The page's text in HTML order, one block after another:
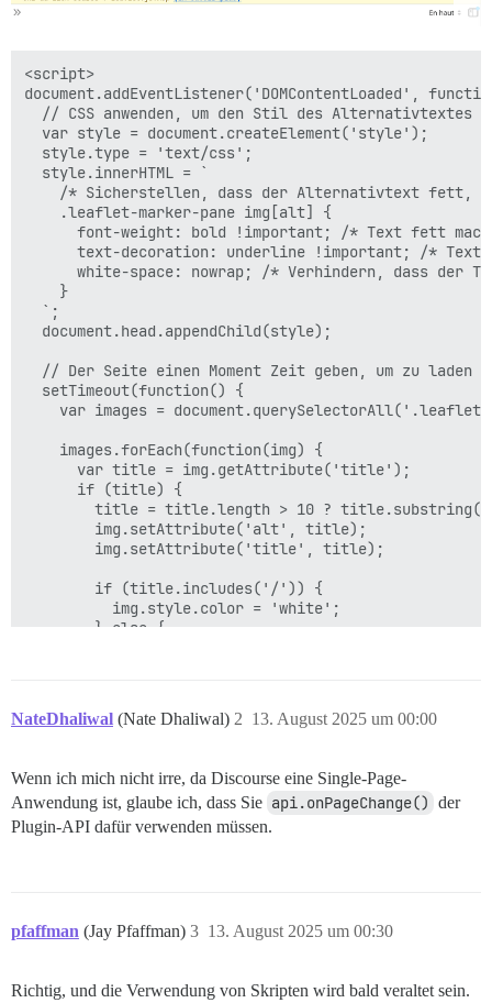
<script>
document.addEventListener('DOMContentLoaded',
// CSS anwenden, um den Stil des Alternativtextes
  var style = document.createElement('style');
  style.type = 'text/css';
  style.innerHTML = `
/* Sicherstellen, dass der Alternativtext fett,
    .leaflet-marker-pane img[alt] {
font-weight: bold !important; /* Text fett
text-decoration: underline !important; /* Text
white-space: nowrap; /* Verhindern, dass der
    }
  `;
  document.head.appendChild(style);
// Der Seite einen Moment Zeit geben, um zu laden
  setTimeout(function() {
var images =
    images.forEach(function(img) {
      var title = img.getAttribute('title');
      if (title) {
title = title.length > 10 ?
        img.setAttribute('alt', title);
        img.setAttribute('title', title);
        if (title.includes('/')) {
          img.style.color = 'white';
        } else {
    });
NateDhaliwal (Nate Dhaliwal) 13. August 2025 um 00:00
2
Wenn ich mich nicht irre, da Discourse eine Single-Page-
Anwendung ist, glaube ich, dass Sie api.onPageChange() der
Plugin-API dafür verwenden müssen.
pfaffman (Jay Pfaffman) 13. August 2025 um 00:30
3
Richtig, und die Verwendung von Skripten wird bald veraltet sein.